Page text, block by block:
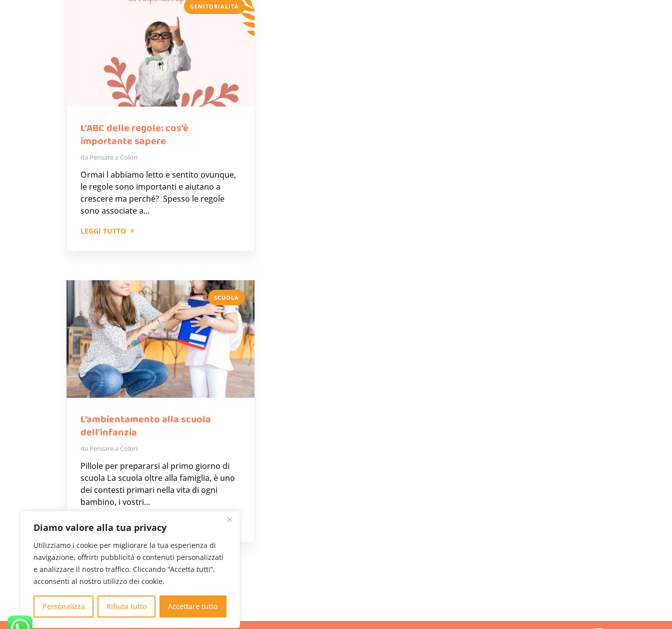
Diamo valore alla tua privacy
Utilizziamo i cookie per migliorare la tua esperienza di
navigazione, offrirti pubblicità o contenuti personalizzati
e analizzare il nostro traffico. Cliccando “Accetta tutti”,
acconsenti al nostro utilizzo dei cookie.
Personalizza Rifiuta tutto Accettare tutto
GENITORIALITÀ
L’ABC delle regole: cos’è
importante sapere
da Pensare a Colori
Ormai l abbiamo letto e sentito ovunque,
le regole sono importanti e aiutano a
crescere ma perché? Spesso le regole
sono associate a...
LEGGI TUTTO
SCUOLA
L’ambientamento alla scuola
dell’infanzia
da Pensare a Colori
Pillole per prepararsi al primo giorno di
scuola La scuola oltre alla famiglia, è uno
dei contesti primari nella vita di ogni
bambino, i vostri...
LEGGI TUTTO
Pagina2di3 « 1 2